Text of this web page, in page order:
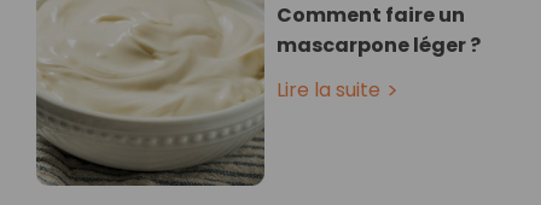
Comment faire un
mascarpone léger ?
Lire la suite